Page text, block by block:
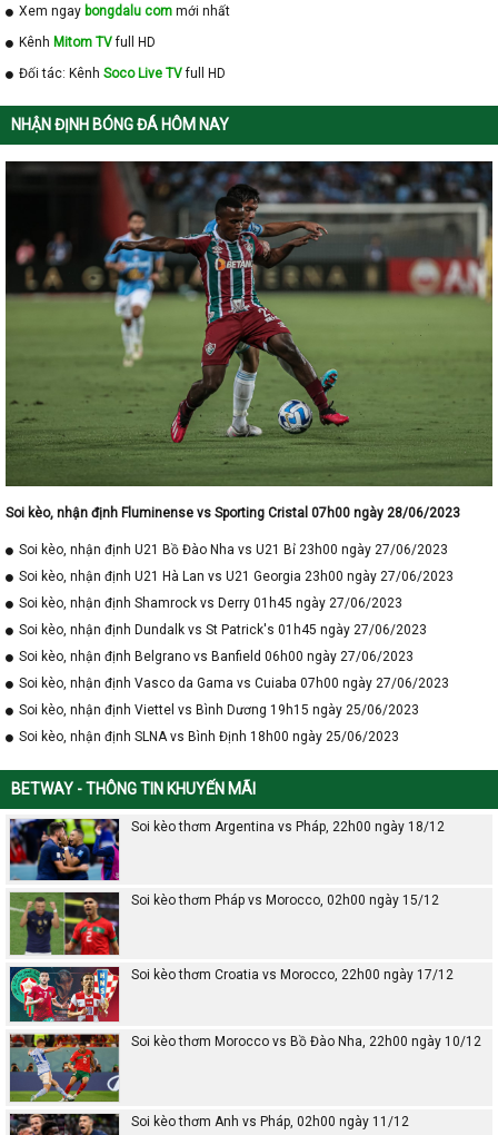
Xem ngay bongdalu com mới nhất
Kênh Mitom TVfull HD
Đối tác: Kênh Soco Live TVfull HD
NHẬN ĐỊNH BÓNG ĐÁ HÔM NAY
Soi kèo, nhận định Fluminense vs Sporting Cristal 07h00 ngày 28/06/2023
Soi kèo, nhận định U21 Bồ Đào Nha vs U21 Bỉ 23h00 ngày 27/06/2023
Soi kèo, nhận định U21 Hà Lan vs U21 Georgia 23h00 ngày 27/06/2023
Soi kèo, nhận định Shamrock vs Derry 01h45 ngày 27/06/2023
Soi kèo, nhận định Dundalk vs St Patrick's 01h45 ngày 27/06/2023
Soi kèo, nhận định Belgrano vs Banfield 06h00 ngày 27/06/2023
Soi kèo, nhận định Vasco da Gama vs Cuiaba 07h00 ngày 27/06/2023
Soi kèo, nhận định Viettel vs Bình Dương 19h15 ngày 25/06/2023
Soi kèo, nhận định SLNA vs Bình Định 18h00 ngày 25/06/2023
BETWAY - THÔNG TIN KHUYẾN MÃI
Soi kèo thơm Argentina vs Pháp, 22h00 ngày 18/12
Soi kèo thơm Pháp vs Morocco, 02h00 ngày 15/12
Soi kèo thơm Croatia vs Morocco, 22h00 ngày 17/12
Soi kèo thơm Morocco vs Bồ Đào Nha, 22h00 ngày 10/12
Soi kèo thơm Anh vs Pháp, 02h00 ngày 11/12